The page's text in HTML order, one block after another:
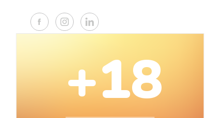
Druge alkoholne pijače
Brezalkoholne pijače+18